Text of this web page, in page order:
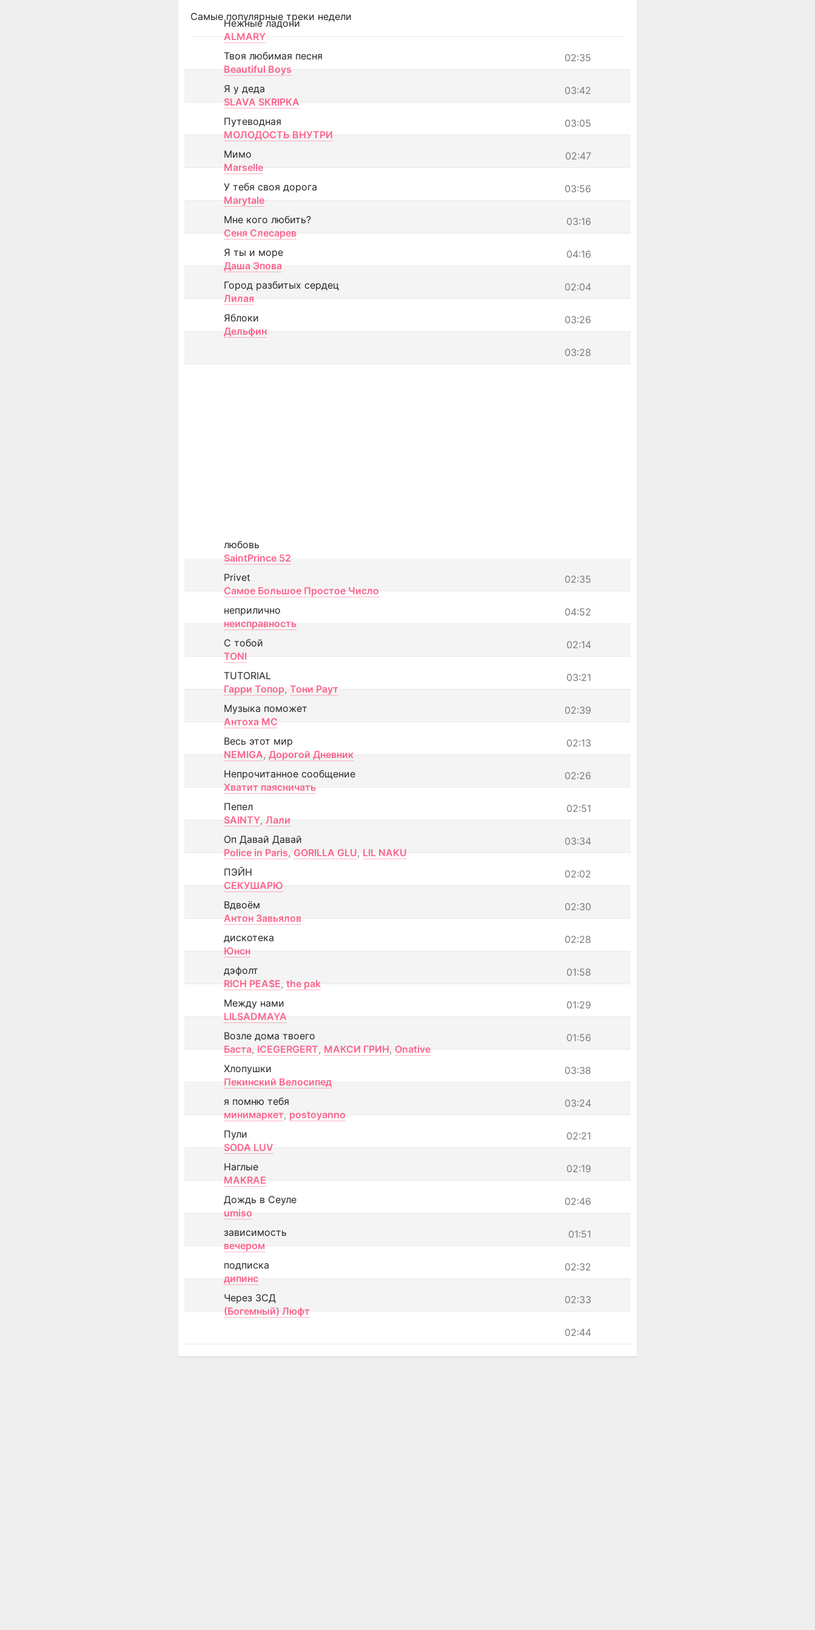
Самые популярные треки недели
Нежные ладони
ALMARY
02:35
Твоя любимая песня
Beautiful Boys
03:42
Я у деда
SLAVA SKRIPKA
03:05
Путеводная
МОЛОДОСТЬ ВНУТРИ
02:47
Мимо
Marselle
03:56
У тебя своя дорога
Marytale
03:16
Мне кого любить?
Сеня Слесарев
04:16
Я ты и море
Даша Эпова
02:04
Город разбитых сердец
Лилая
03:26
Яблоки
Дельфин
03:28
любовь
SaintPrince 52
02:35
Privet
Самое Большое Простое Число
04:52
неприлично
неисправность
02:14
С тобой
TONI
03:21
TUTORIAL
Гарри Топор, Тони Раут
02:39
Музыка поможет
Антоха МС
02:13
Весь этот мир
NEMIGA, Дорогой Дневник
02:26
Непрочитанное сообщение
Хватит паясничать
02:51
Пепел
SAINTY, Лали
03:34
Оп Давай Давай
Police in Paris, GORILLA GLU, LIL NAKU
02:02
ПЭЙН
СЕКУШАРЮ
02:30
Вдвоём
Антон Завьялов
02:28
дискотека
Юнсн
01:58
дэфолт
RICH PEA$E, the pak
01:29
Между нами
LILSADMAYA
01:56
Возле дома твоего
Баста, ICEGERGERT, МАКСИ ГРИН, Onative
03:38
Хлопушки
Пекинский Велосипед
03:24
я помню тебя
минимаркет, postoyanno
02:21
Пули
SODA LUV
02:19
Наглые
MAKRAE
02:46
Дождь в Сеуле
umiso
01:51
зависимость
вечером
02:32
подписка
дипинс
02:33
Через ЗСД
(Богемный) Люфт
02:44